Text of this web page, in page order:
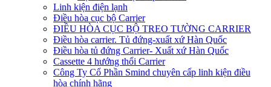
Linh kiện điện lạnh
Điều hòa cục bộ Carrier
ĐIỀU HÒA CỤC BỘ TREO TƯỜNG CARRIER
Điều hòa carrier. Tủ đứng-xuất xứ Hàn Quốc
Điều hòa tủ đứng Carrier- Xuất xứ Hàn Quốc
Cassette 4 hướng thổi Carrier
Công Ty Cổ Phần Smind chuyên cấp linh kiện điều
hòa chính hãng